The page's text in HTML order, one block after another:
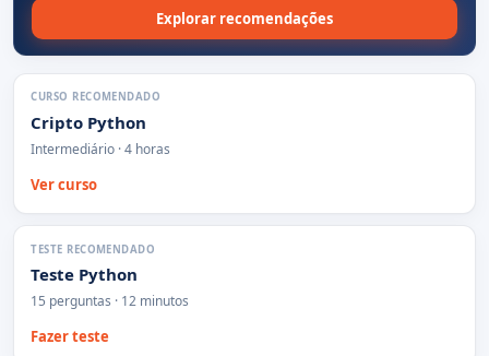
Explorar recomendações
CURSO RECOMENDADO
Cripto Python
Intermediário · 4 horas
Ver curso
TESTE RECOMENDADO
Teste Python
15 perguntas · 12 minutos
Fazer teste